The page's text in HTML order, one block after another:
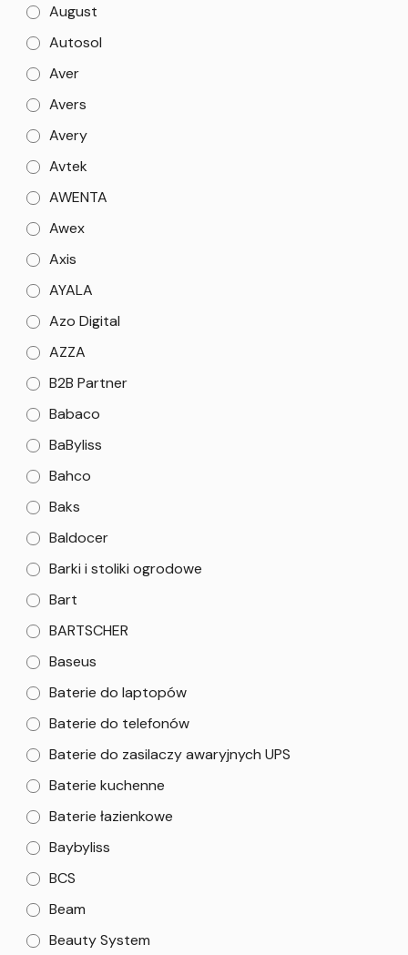
August
Autosol
Aver
Avers
Avery
Avtek
AWENTA
Awex
Axis
AYALA
Azo Digital
AZZA
B2B Partner
Babaco
BaByliss
Bahco
Baks
Baldocer
Barki i stoliki ogrodowe
Bart
BARTSCHER
Baseus
Baterie do laptopów
Baterie do telefonów
Baterie do zasilaczy awaryjnych UPS
Baterie kuchenne
Baterie łazienkowe
Baybyliss
BCS
Beam
Beauty System